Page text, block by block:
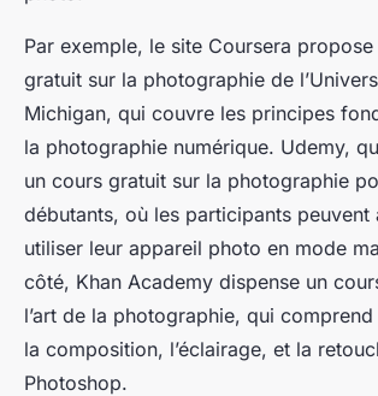
Par exemple, le site Coursera
gratuit sur la photographie de
Michigan, qui couvre les principes
la photographie numérique. Udemy,
un cours gratuit sur la photographie
débutants, où les participants peuvent
utiliser leur appareil photo en mode
côté, Khan Academy dispense un
l’art de la photographie, qui
la composition, l’éclairage, et la
Photoshop.